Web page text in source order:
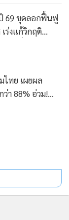
69 ขุดลอกฟื้นฟู
ร่งแก้วิกฤติ
ดเสี่ยงน้ำท่วม
ไทย เผยผล
า 88% อ่วม!
นำโด่ง